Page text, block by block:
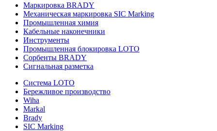
Маркировка BRADY
Механическая маркировка SIC Marking
Промышленная химия
Кабельные наконечники
Инструменты
Промышленная блокировка LOTO
Сорбенты BRADY
Сигнальная разметка
Система LOTO
Бережливое производство
Wiha
Markal
Brady
SIC Marking